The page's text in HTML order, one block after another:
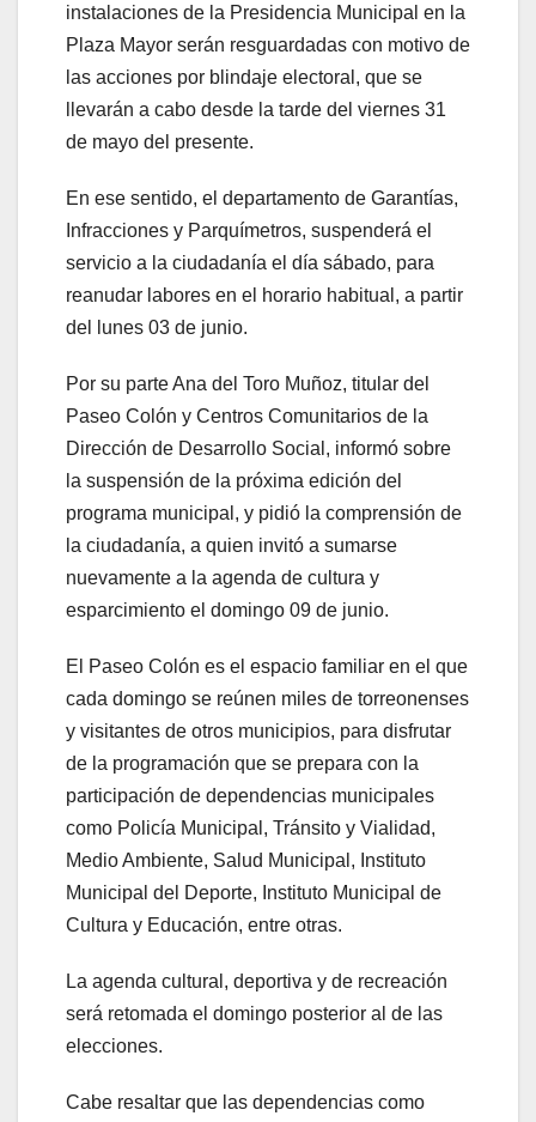
instalaciones de la Presidencia Municipal en la
Plaza Mayor serán resguardadas con motivo de
las acciones por blindaje electoral, que se
llevarán a cabo desde la tarde del viernes 31
de mayo del presente.
En ese sentido, el departamento de Garantías,
Infracciones y Parquímetros, suspenderá el
servicio a la ciudadanía el día sábado, para
reanudar labores en el horario habitual, a partir
del lunes 03 de junio.
Por su parte Ana del Toro Muñoz, titular del
Paseo Colón y Centros Comunitarios de la
Dirección de Desarrollo Social, informó sobre
la suspensión de la próxima edición del
programa municipal, y pidió la comprensión de
la ciudadanía, a quien invitó a sumarse
nuevamente a la agenda de cultura y
esparcimiento el domingo 09 de junio.
El Paseo Colón es el espacio familiar en el que
cada domingo se reúnen miles de torreonenses
y visitantes de otros municipios, para disfrutar
de la programación que se prepara con la
participación de dependencias municipales
como Policía Municipal, Tránsito y Vialidad,
Medio Ambiente, Salud Municipal, Instituto
Municipal del Deporte, Instituto Municipal de
Cultura y Educación, entre otras.
La agenda cultural, deportiva y de recreación
será retomada el domingo posterior al de las
elecciones.
Cabe resaltar que las dependencias como